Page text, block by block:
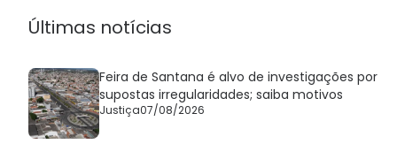
Últimas notícias
Feira de Santana é alvo de investigações por
supostas irregularidades; saiba motivos
Justiça07/08/2026